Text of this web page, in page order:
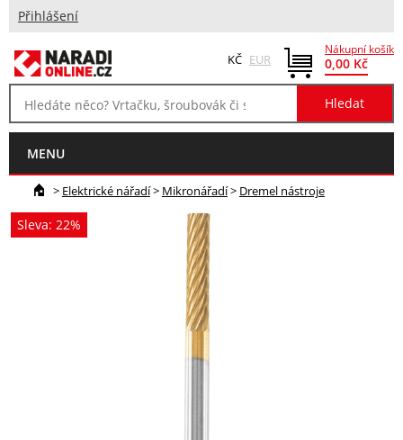
Přihlášení
Nákupní košík
0,00 Kč
KČ EUR
MENU
> Elektrické nářadí> Mikronářadí> Dremel nástroje
Sleva: 22%